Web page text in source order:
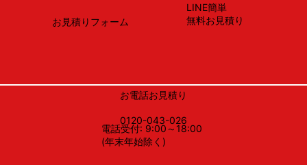
LINE簡単
無料お見積り
0120-043-026
お電話お見積り
電話受付: 9:00～18:00
(年末年始除く)
お見積りフォーム